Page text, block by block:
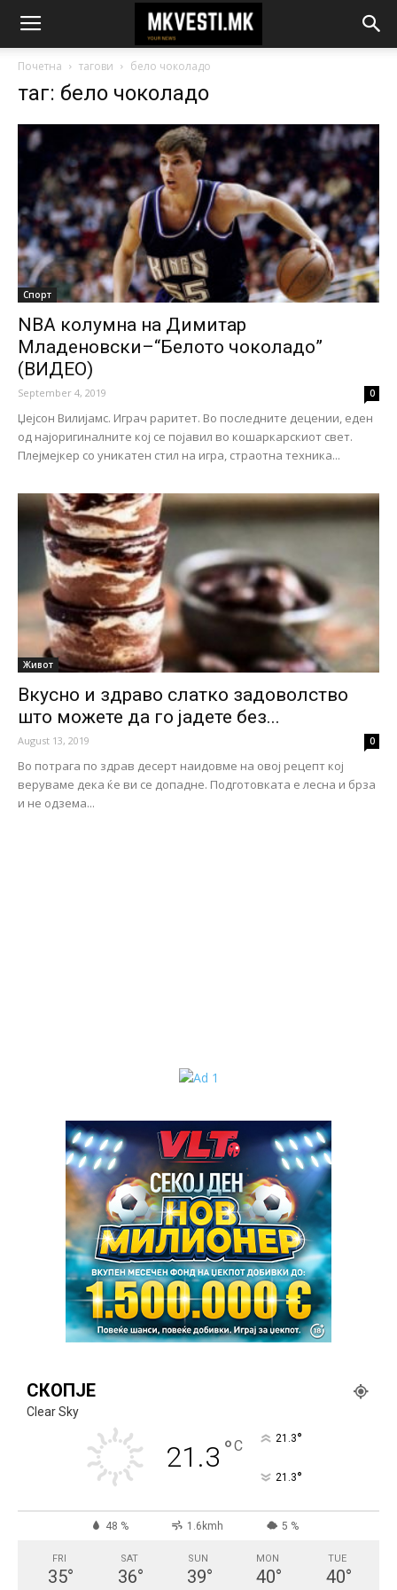
Почетна тагови бело чоколадо
таг: бело чоколадо
Спорт
NBA колумна на Димитар
Младеновски–“Белото чоколадо”
(ВИДЕО)
September 4, 2019 0
Џејсон Вилијамс. Играч раритет. Во последните децении, еден
од најоригиналните кој се појавил во кошаркарскиот свет.
Плејмејкер со уникатен стил на игра, страотна техника...
Живот
Вкусно и здраво слатко задоволство
што можете да го јадете без...
August 13, 2019 0
Во потрага по здрав десерт наидовме на овој рецепт кој
веруваме дека ќе ви се допадне. Подготовката е лесна и брза
и не одзема...
СКОПЈЕ
Clear Sky
21.3 °C 21.3°
21.3°
48 % 1.6kmh 5 %
FRI
35°
SAT
36°
SUN
39°
MON
40°
TUE
40°